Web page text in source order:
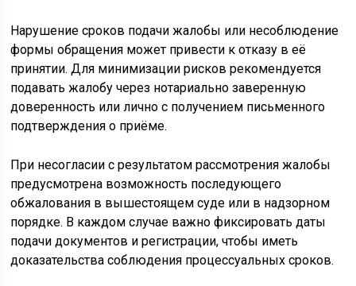
Нарушение сроков подачи жалобы или несоблюдение
формы обращения может привести к отказу в её
принятии. Для минимизации рисков рекомендуется
подавать жалобу через нотариально заверенную
доверенность или лично с получением письменного
подтверждения о приёме.
При несогласии с результатом рассмотрения жалобы
предусмотрена возможность последующего
обжалования в вышестоящем суде или в надзорном
порядке. В каждом случае важно фиксировать даты
подачи документов и регистрации, чтобы иметь
доказательства соблюдения процессуальных сроков.